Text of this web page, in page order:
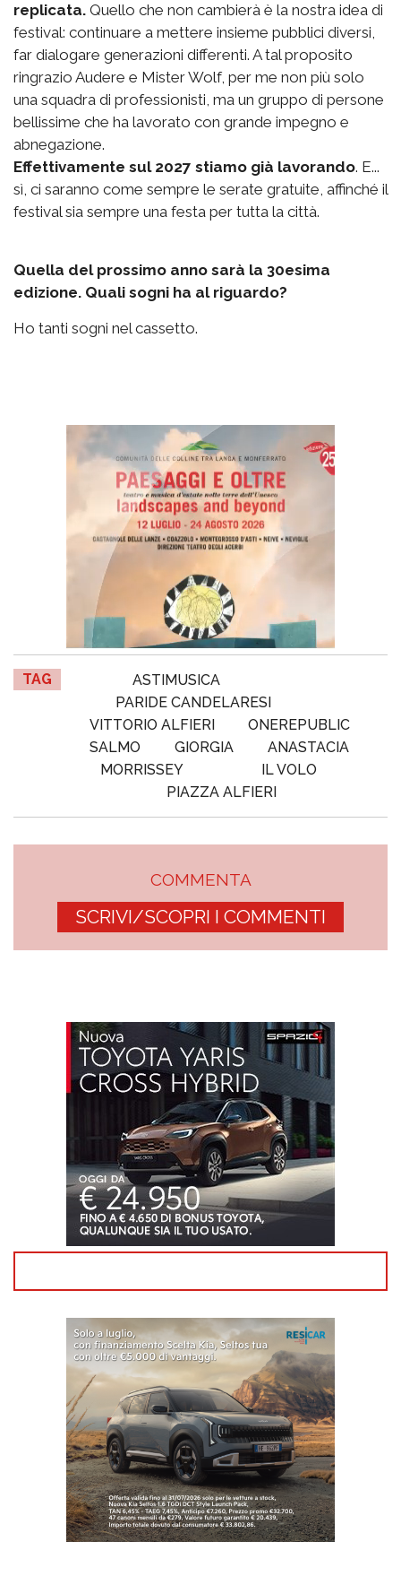
replicata. Quello che non cambierà è la nostra idea di
festival: continuare a mettere insieme pubblici diversi,
far dialogare generazioni differenti. A tal proposito
ringrazio Audere e Mister Wolf, per me non più solo
una squadra di professionisti, ma un gruppo di persone
bellissime che ha lavorato con grande impegno e
abnegazione.
Effettivamente sul 2027 stiamo già lavorando. E...
sì, ci saranno come sempre le serate gratuite, affinché il
festival sia sempre una festa per tutta la città.
Quella del prossimo anno sarà la 30esima
edizione. Quali sogni ha al riguardo?
Ho tanti sogni nel cassetto.
TAG
ASTIMUSICA
PARIDE CANDELARESI
VITTORIO ALFIERI
ONEREPUBLIC
SALMO
GIORGIA
ANASTACIA
MORRISSEY
IL VOLO
PIAZZA ALFIERI
COMMENTA
SCRIVI/SCOPRI I COMMENTI